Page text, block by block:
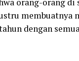
dengan